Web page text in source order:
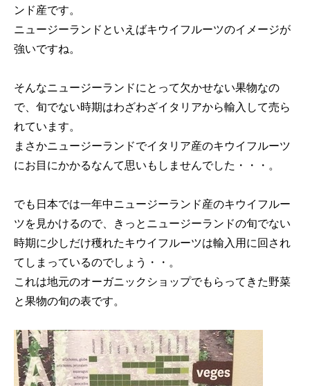
ンド産です。
ニュージーランドといえばキウイフルーツのイメージが
強いですね。
そんなニュージーランドにとって欠かせない果物なの
で、旬でない時期はわざわざイタリアから輸入して売ら
れています。
まさかニュージーランドでイタリア産のキウイフルーツ
にお目にかかるなんて思いもしませんでした・・・。
でも日本では一年中ニュージーランド産のキウイフルー
ツを見かけるので、きっとニュージーランドの旬でない
時期に少しだけ穫れたキウイフルーツは輸入用に回され
てしまっているのでしょう・・。
これは地元のオーガニックショップでもらってきた野菜
と果物の旬の表です。